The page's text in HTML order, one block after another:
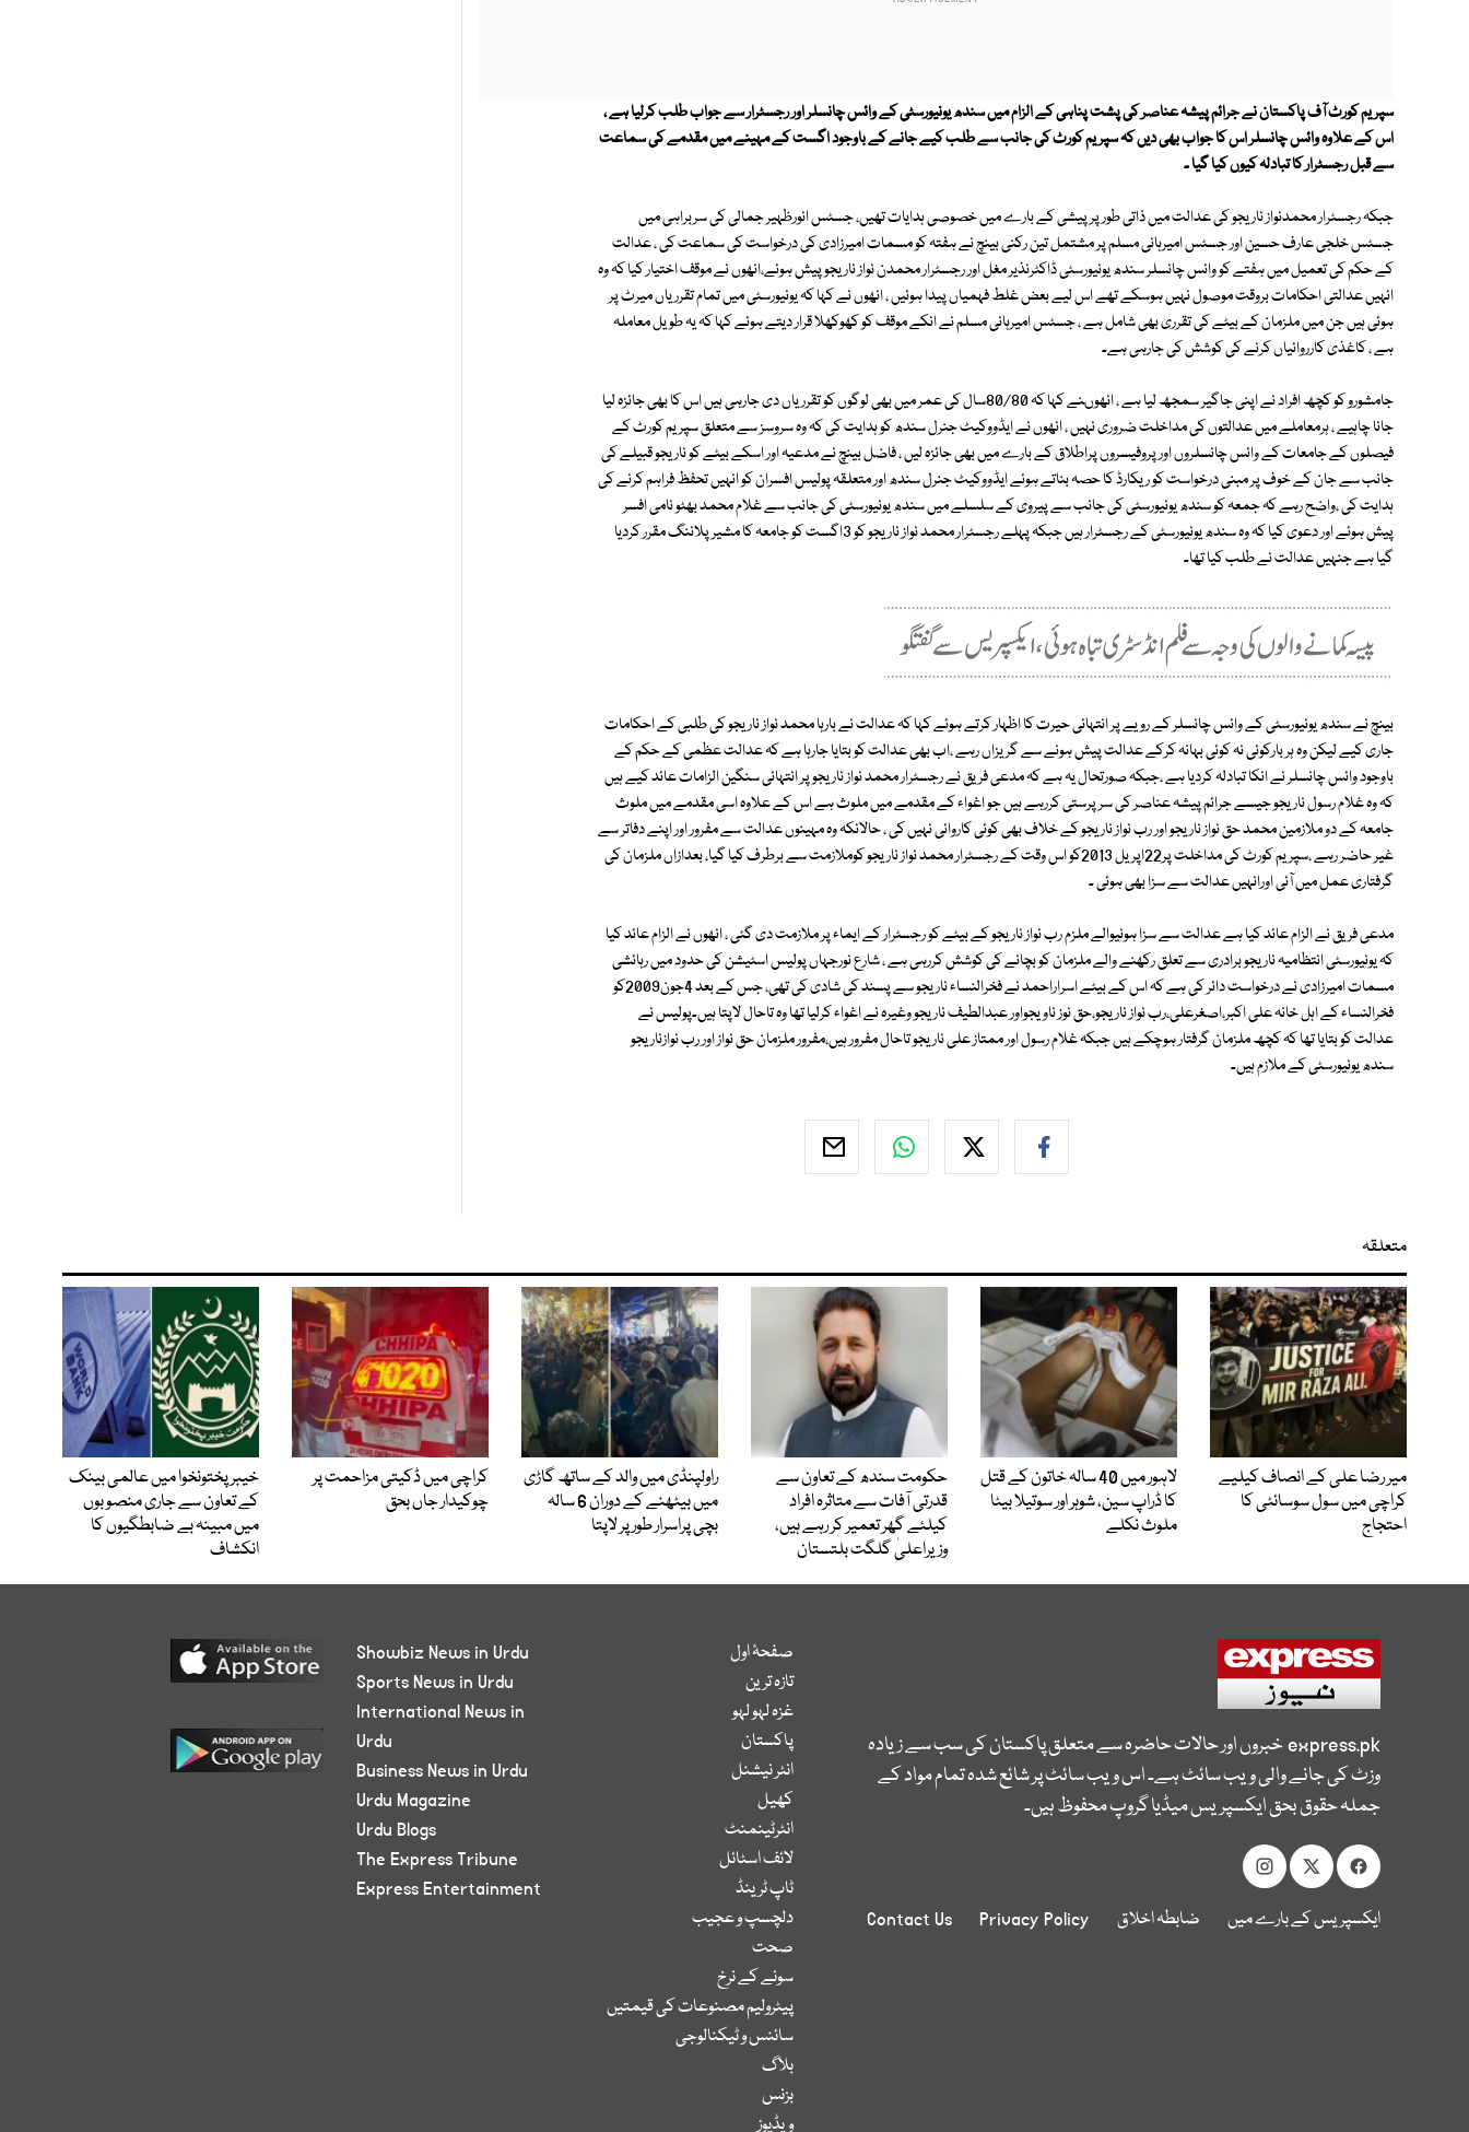
سپریم کورٹ آف پاکستان نے جرائم پیشہ عناصر کی پشت پناہی کے الزام میں سندھ یونیورسٹی کے وائس چانسلر اور رجسٹرار سے جواب طلب کرلیا ہے ،
اس کے علاوہ وائس چانسلر اس کا جواب بھی دیں کہ سپریم کورٹ کی جانب سے طلب کیے جانے کے باوجود اگست کے مہینے میں مقدمے کی سماعت
سے قبل رجسٹرار کا تبادلہ کیوں کیا گیا ۔
جبکہ رجسٹرار محمدنواز ناریجو کی عدالت میں ذاتی طور پر پیشی کے بارے میں خصوصی ہدایات تھیں، جسٹس انورظہیر جمالی کی سربراہی میں
جسٹس خلجی عارف حسین اور جسٹس امیرہانی مسلم پر مشتمل تین رکنی بینچ نے ہفتہ کو مسمات امیرزادی کی درخواست کی سماعت کی ، عدالت
کے حکم کی تعمیل میں ہفتے کو وائس چانسلر سندھ یونیورسٹی ڈاکٹرنذیر مغل اور رجسٹرار محمدن نواز ناریجو پیش ہوئے،انھوں نے موقف اختیار کیا کہ وہ
انہیں عدالتی احکامات بروقت موصول نہیں ہوسکے تھے اس لیے بعض غلط فہمیاں پیدا ہوئیں ، انھوں نے کہا کہ یونیورسٹی میں تمام تقرریاں میرٹ پر
ہوئی ہیں جن میں ملزمان کے بیٹے کی تقرری بھی شامل ہے ، جسٹس امیرہانی مسلم نے انکے موقف کو کھوکھلا قرار دیتے ہوئے کہا کہ یہ طویل معاملہ
ہے ، کاغذی کارروائیاں کرنے کی کوشش کی جارہی ہے۔
جامشورو کو کچھ افراد نے اپنی جاگیر سمجھ لیا ہے ، انھوںنے کہا کہ 80/80سال کی عمر میں بھی لوگوں کو تقرریاں دی جارہی ہیں اس کا بھی جائزہ لیا
جانا چاہیے ، ہرمعاملے میں عدالتوں کی مداخلت ضروری نہیں ، انھوں نے ایڈووکیٹ جنرل سندھ کو ہدایت کی کہ وہ سروسز سے متعلق سپریم کورٹ کے
فیصلوں کے جامعات کے وائس چانسلروں اور پروفیسروں پراطلاق کے بارے میں بھی جائزہ لیں ، فاضل بینچ نے مدعیہ اور اسکے بیٹے کو ناریجو قبیلے کی
جانب سے جان کے خوف پر مبنی درخواست کو ریکارڈ کا حصہ بناتے ہوئے ایڈووکیٹ جنرل سندھ اور متعلقہ پولیس افسران کو انہیں تحفظ فراہم کرنے کی
ہدایت کی ،واضح رہے کہ جمعہ کو سندھ یونیورسٹی کی جانب سے پیروی کے سلسلے میں سندھ یونیورسٹی کی جانب سے غلام محمد بھٹو نامی افسر
پیش ہوئے اور دعوی کیا کہ وہ سندھ یونیورسٹی کے رجسٹرار ہیں جبکہ پہلے رجسٹرار محمد نواز ناریجو کو 3اگست کو جامعہ کا مشیر پلاننگ مقرر کردیا
گیا ہے جنہیں عدالت نے طلب کیا تھا۔
بینچ نے سندھ یونیورسٹی کے وائس چانسلر کے رویے پر انتہائی حیرت کا اظہار کرتے ہوئے کہا کہ عدالت نے بارہا محمد نواز ناریجو کی طلبی کے احکامات
جاری کیے لیکن وہ ہر بارکوئی نہ کوئی بہانہ کرکے عدالت پیش ہونے سے گریزاں رہے ،اب بھی عدالت کو بتایا جارہا ہے کہ عدالت عظمی کے حکم کے
باوجود وائس چانسلر نے انکا تبادلہ کردیا ہے ،جبکہ صورتحال یہ ہے کہ مدعی فریق نے رجسٹرار محمد نواز ناریجو پر انتہائی سنگین الزامات عائد کیے ہیں
کہ وہ غلام رسول ناریجو جیسے جرائم پیشہ عناصر کی سرپرستی کررہے ہیں جو اغواء کے مقدمے میں ملوث ہے اس کے علاوہ اسی مقدمے میں ملوث
جامعہ کے دو ملازمین محمد حق نواز ناریجو اور رب نواز ناریجو کے خلاف بھی کوئی کاروائی نہیں کی ، حالانکہ وہ مہینوں عدالت سے مفرور اور اپنے دفاتر سے
غیر حاضر رہے ،سپریم کورٹ کی مداخلت پر22اپریل 2013کو اس وقت کے رجسٹرار محمد نواز ناریجو کوملازمت سے برطرف کیا گیا، بعدازاں ملزمان کی
گرفتاری عمل میں آئی اورانہیں عدالت سے سزا بھی ہوئی ۔
مدعی فریق نے الزام عائد کیا ہے عدالت سے سزا ہونیوالے ملزم رب نواز ناریجو کے بیٹے کو رجسٹرار کے ایماء پر ملازمت دی گئی ، انھوں نے الزام عائد کیا
کہ یونیورسٹی انتظامیہ ناریجو برادری سے تعلق رکھنے والے ملزمان کو بچانے کی کوشش کررہی ہے ، شارع نورجہاں پولیس اسٹیشن کی حدود میں رہائشی
مسمات امیرزادی نے درخواست دائر کی ہے کہ اس کے بیٹے اسراراحمد نے فخرالنساء ناریجو سے پسند کی شادی کی تھی، جس کے بعد 4جون2009کو
فخرالنساء کے اہل خانہ علی اکبر،اصغرعلی،رب نواز ناریجو،حق نوز ناویجواور عبدالطیف ناریجو وغیرہ نے اغواء کرلیا تھا وہ تاحال لاپتا ہیں۔پولیس نے
عدالت کو بتایا تھا کہ کچھ ملزمان گرفتار ہوچکے ہیں جبکہ غلام رسول اور ممتاز علی ناریجو تاحال مفرور ہیں،مفرور ملزمان حق نواز اور رب نوازناریجو
سندھ یونیورسٹی کے ملازم ہیں۔
متعلقہ
میر رضا علی کے انصاف کیلیے
کراچی میں سول سوسائٹی کا
احتجاج
لاہور میں 40 سالہ خاتون کے قتل
کا ڈراپ سین، شوہر اور سوتیلا بیٹا
ملوث نکلے
حکومت سندھ کے تعاون سے
قدرتی آفات سے متاثرہ افراد
کیلئے گھر تعمیر کر رہے ہیں،
وزیراعلیٰ گلگت بلتستان
راولپنڈی میں والد کے ساتھ گاڑی
میں بیٹھنے کے دوران 6 سالہ
بچی پراسرار طور پر لاپتا
کراچی میں ڈکیتی مزاحمت پر
چوکیدار جاں بحق
خیبرپختونخوا میں عالمی بینک
کے تعاون سے جاری منصوبوں
میں مبینہ بے ضابطگیوں کا
انکشاف
express.pkخبروں اور حالات حاضرہ سے متعلق پاکستان کی سب سے زیادہ
وزٹ کی جانے والی ویب سائٹ ہے۔ اس ویب سائٹ پر شائع شدہ تمام مواد کے
جملہ حقوق بحق ایکسپریس میڈیا گروپ محفوظ ہیں۔
ایکسپریس کے بارے میں ضابطہ اخلاق Privacy Policy
Contact Us
صفحۂ اول
تازہ ترین
غزہ لہو لہو
پاکستان
انٹر نیشنل
کھیل
انٹرٹینمنٹ
لائف اسٹائل
ٹاپ ٹرینڈ
دلچسپ و عجیب
صحت
سونے کے نرخ
پیٹرولیم مصنوعات کی قیمتیں
سائنس و ٹیکنالوجی
بلاگ
بزنس
ویڈیوز
Showbiz News in Urdu
Sports News in Urdu
International News in
Urdu
Business News in Urdu
Urdu Magazine
Urdu Blogs
The Express Tribune
Express Entertainment